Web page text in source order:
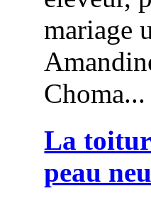
mariage
Choma...
La
peau